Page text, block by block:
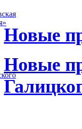
Новые
Новые